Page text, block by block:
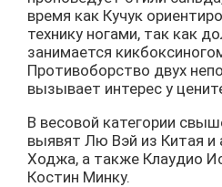
время как Кучук
технику ногами, так как
занимается
Противоборство двух
вызывает интерес у
В весовой категории
выявят Лю Вэй из Китая и
Ходжа, а также Клаудио
Костин Минку.